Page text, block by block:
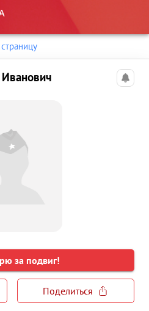
Иванович
за подвиг!
Поделиться